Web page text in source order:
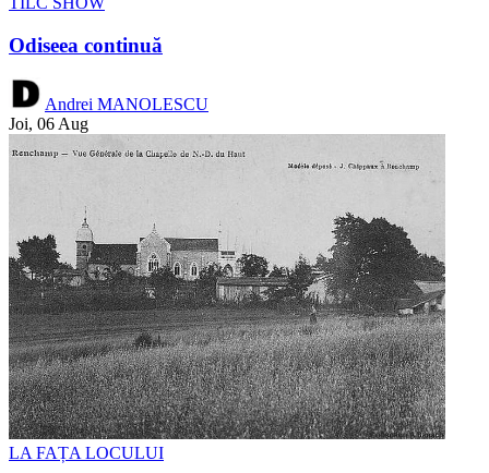
Odiseea continuă
Andrei MANOLESCU
Joi, 06 Aug
LA FAȚA LOCULUI